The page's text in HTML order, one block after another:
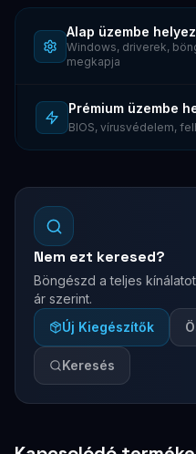
Alap üzembe
Windows, driverek,
megkapja
Prémium üzembe
BIOS, vírusvédelem,
Nem ezt keresed?
Böngészd a teljes
ár szerint.
Új Kiegészítők
Keresés